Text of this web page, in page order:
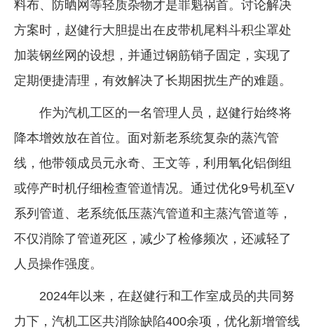
料布、防晒网等轻质杂物才是罪魁祸首。讨论解决
方案时，赵健行大胆提出在皮带机尾料斗积尘罩处
加装钢丝网的设想，并通过钢筋销子固定，实现了
定期便捷清理，有效解决了长期困扰生产的难题。
作为汽机工区的一名管理人员，赵健行始终将
降本增效放在首位。面对新老系统复杂的蒸汽管
线，他带领成员元永奇、王文等，利用氧化铝倒组
或停产时机仔细检查管道情况。通过优化9号机至V
系列管道、老系统低压蒸汽管道和主蒸汽管道等，
不仅消除了管道死区，减少了检修频次，还减轻了
人员操作强度。
2024年以来，在赵健行和工作室成员的共同努
力下，汽机工区共消除缺陷400余项，优化新增管线